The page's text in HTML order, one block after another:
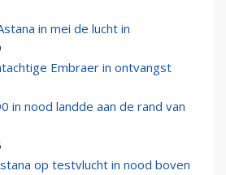
in mei de lucht in
Embraer in ontvangst
in nood landde aan de rand van
op testvlucht in nood boven